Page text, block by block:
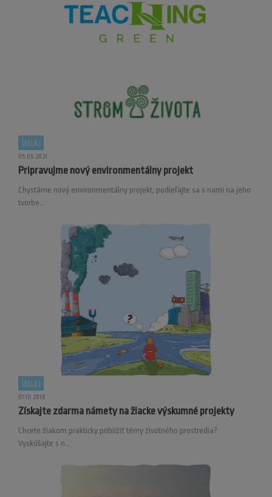
Školáci
05.05.2021
Pripravujme nový environmentálny projekt
Chystáme nový environmentálny projekt, podieľajte sa s nami na jeho
tvorbe...
Školáci
07.10.2019
Získajte zdarma námety na žiacke výskumné projekty
Chcete žiakom prakticky priblížiť témy životného prostredia?
Vyskúšajte s n...